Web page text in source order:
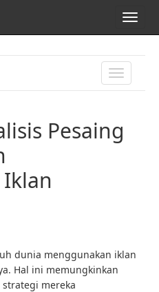
TOGGLE
Pesaing
dunia menggunakan iklan
Hal ini memungkinkan
mereka